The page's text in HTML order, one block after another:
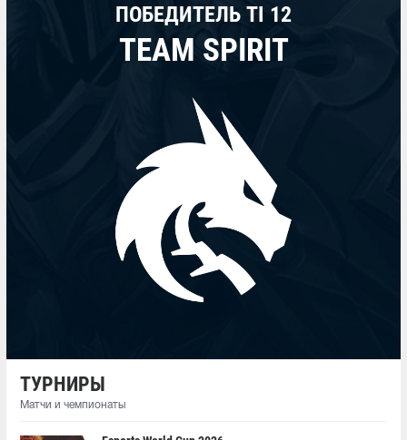
ПОБЕДИТЕЛЬ TI 12
TEAM SPIRIT
ТУРНИРЫ
Матчи и чемпионаты